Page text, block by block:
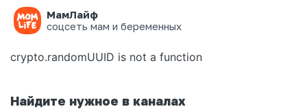
МамЛайф
соцсеть мам и беременных
Ошибка на странице
crypto.randomUUID is not a function
Найдите нужное в каналах